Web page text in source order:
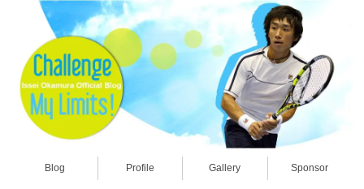
Blog Profile Gallery Sponsor